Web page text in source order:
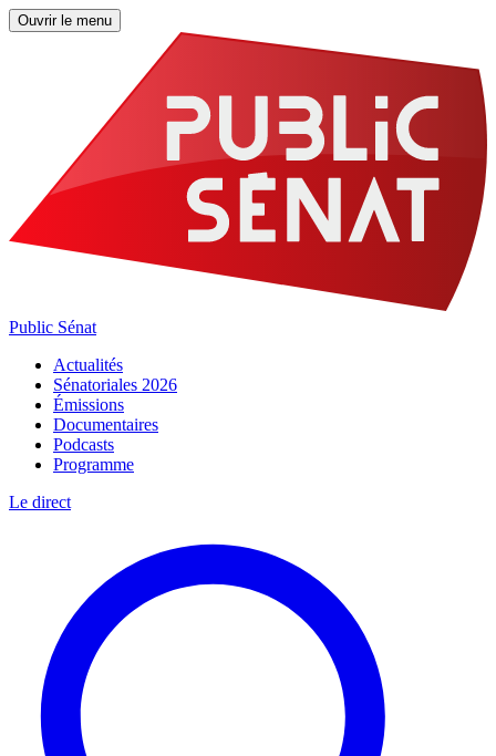
Ouvrir le menu
Public Sénat
Actualités
Sénatoriales 2026
Émissions
Documentaires
Podcasts
Programme
Le direct